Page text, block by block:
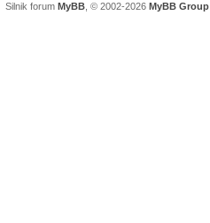
Silnik forum MyBB , © 2002-2026 MyBB Group